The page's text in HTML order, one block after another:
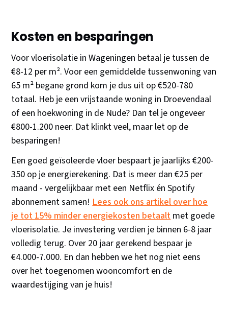
Kosten en besparingen
Voor vloerisolatie in Wageningen betaal je tussen de
€8-12 per m². Voor een gemiddelde tussenwoning van
65 m² begane grond kom je dus uit op €520-780
totaal. Heb je een vrijstaande woning in Droevendaal
of een hoekwoning in de Nude? Dan tel je ongeveer
€800-1.200 neer. Dat klinkt veel, maar let op de
besparingen!
Een goed geïsoleerde vloer bespaart je jaarlijks €200-
350 op je energierekening. Dat is meer dan €25 per
maand - vergelijkbaar met een Netflix én Spotify
abonnement samen!Lees ook ons artikel over hoe
je tot 15% minder energiekosten betaaltmet goede
vloerisolatie. Je investering verdien je binnen 6-8 jaar
volledig terug. Over 20 jaar gerekend bespaar je
€4.000-7.000. En dan hebben we het nog niet eens
over het toegenomen wooncomfort en de
waardestijging van je huis!